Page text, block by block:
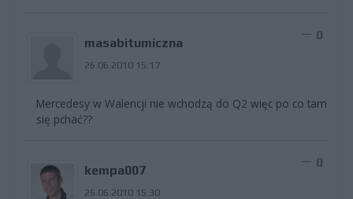
masabitumiczna
26.06.2010 15:17
0
Mercedesy w Walencji nie wchodzą do Q2 więc po co tam
się pchać??
kempa007
26.06.2010 15:30
0